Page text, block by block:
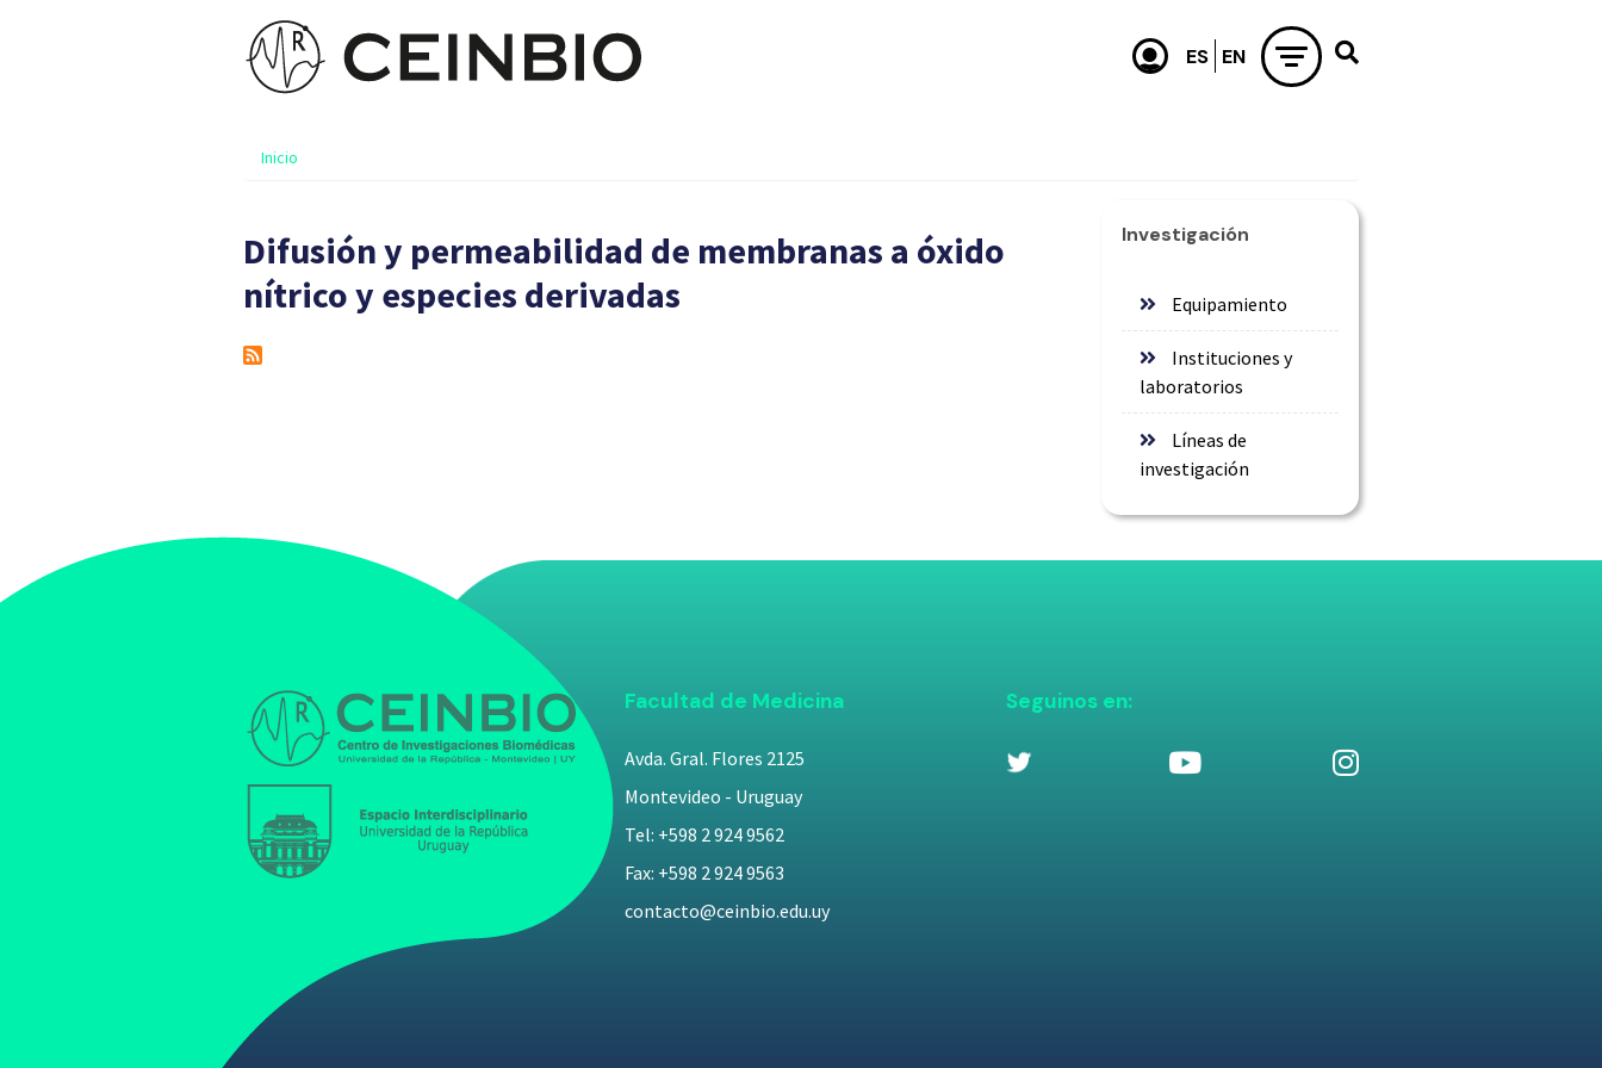
Inicio
Difusión y permeabilidad de membranas a óxido
nítrico y especies derivadas
Investigación
Equipamiento
Instituciones y
laboratorios
Líneas de
investigación
Facultad de Medicina
Avda. Gral. Flores 2125
Montevideo - Uruguay
Tel: +598 2 924 9562
Fax: +598 2 924 9563
contacto@ceinbio.edu.uy
Seguinos en: